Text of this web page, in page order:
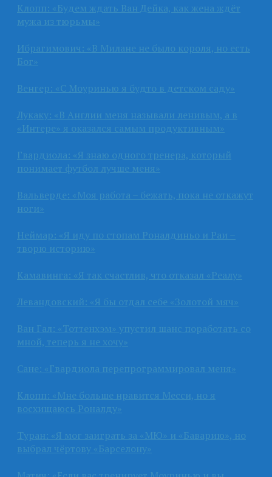
Клопп: «Будем ждать Ван Дейка, как жена ждёт
мужа из тюрьмы»
Ибрагимович: «В Милане не было короля, но есть
Бог»
Венгер: «С Моуринью я будто в детском саду»
Лукаку: «В Англии меня называли ленивым, а в
«Интере» я оказался самым продуктивным»
Гвардиола: «Я знаю одного тренера, который
понимает футбол лучше меня»
Вальверде: «Моя работа – бежать, пока не откажут
ноги»
Неймар: «Я иду по стопам Роналдиньо и Раи –
творю историю»
Камавинга: «Я так счастлив, что отказал «Реалу»
Левандовский: «Я бы отдал себе «Золотой мяч»
Ван Гал: «Тоттенхэм» упустил шанс поработать со
мной, теперь я не хочу»
Сане: «Гвардиола перепрограммировал меня»
Клопп: «Мне больше нравится Месси, но я
восхищаюсь Роналду»
Туран: «Я мог заиграть за «МЮ» и «Баварию», но
выбрал чёртову «Барселону»